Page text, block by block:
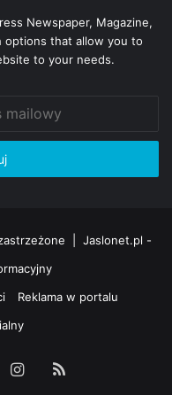
Newspaper, Magazine,
options that allow you to
to your needs.
| Jaslonet.pl -
Reklama w portalu
Instagram